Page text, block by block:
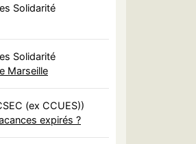
Solidarité
Solidarité
Marseille
(ex CCUES))
expirés ?